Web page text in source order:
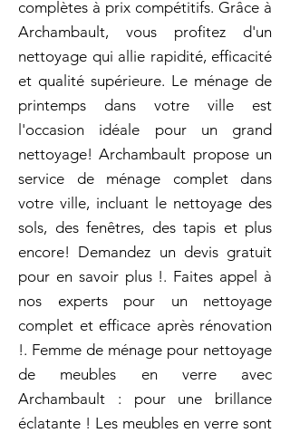
complètes à prix compétitifs. Grâce à
Archambault, vous profitez d'un
nettoyage qui allie rapidité, efficacité
et qualité supérieure. Le ménage de
printemps dans votre ville est
l'occasion idéale pour un grand
nettoyage! Archambault propose un
service de ménage complet dans
votre ville, incluant le nettoyage des
sols, des fenêtres, des tapis et plus
encore! Demandez un devis gratuit
pour en savoir plus !. Faites appel à
nos experts pour un nettoyage
complet et efficace après rénovation
!. Femme de ménage pour nettoyage
de meubles en verre avec
Archambault : pour une brillance
éclatante ! Les meubles en verre sont